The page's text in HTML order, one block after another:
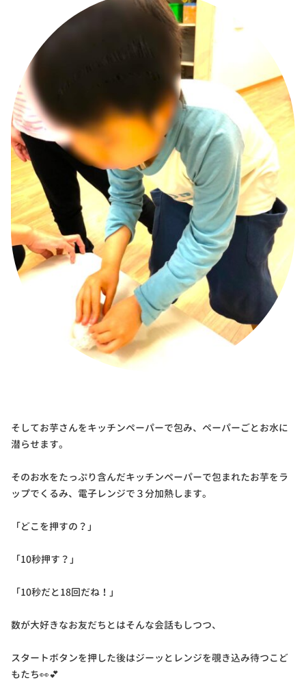
そしてお芋さんをキッチンペーパーで包み、ペーパーごとお水に
潜らせます。
そのお水をたっぷり含んだキッチンペーパーで包まれたお芋をラ
ップでくるみ、電子レンジで３分加熱します。
「どこを押すの？」
「10秒押す？」
「10秒だと18回だね！」
数が大好きなお友だちとはそんな会話もしつつ、
スタートボタンを押した後はジーッとレンジを覗き込み待つこど
もたち👀💕